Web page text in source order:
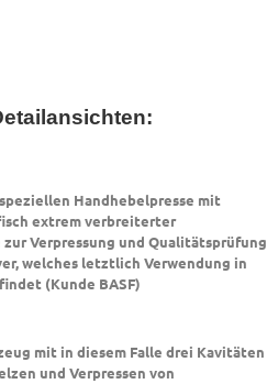
Handhebelpresse mit
extrem verbreiterter
Verpressung und Qualitätsprüfung
welches letztlich Verwendung in
(Kunde BASF)
mit in diesem Falle drei Kavitäten
und Verpressen von